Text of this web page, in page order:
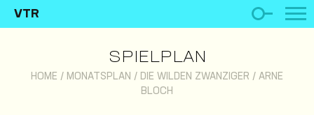
VTR
SPIELPLAN
HOME / MONATSPLAN / DIE WILDEN ZWANZIGER / ARNE
BLOCH